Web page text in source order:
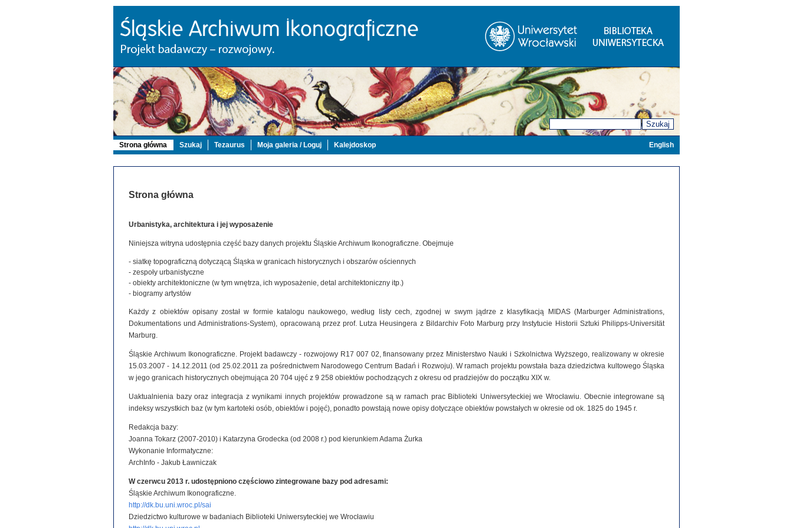
Szukaj
Strona główna Szukaj Tezaurus Moja galeria / Loguj Kalejdoskop English
Strona główna
Urbanistyka, architektura i jej wyposażenie
Niniejsza witryna udostępnia część bazy danych projektu Śląskie Archiwum Ikonograficzne. Obejmuje
- siatkę topograficzną dotyczącą Śląska w granicach historycznych i obszarów ościennych
- zespoły urbanistyczne
- obiekty architektoniczne (w tym wnętrza, ich wyposażenie, detal architektoniczny itp.)
- biogramy artystów
Każdy z obiektów opisany został w formie katalogu naukowego, według listy cech, zgodnej w swym jądrze z klasyfikacją MIDAS (Marburger Administrations,
Dokumentations und Administrations-System), opracowaną przez prof. Lutza Heusingera z Bildarchiv Foto Marburg przy Instytucie Historii Sztuki Philipps-Universität
Marburg.
Śląskie Archiwum Ikonograficzne. Projekt badawczy - rozwojowy R17 007 02, finansowany przez Ministerstwo Nauki i Szkolnictwa Wyższego, realizowany w okresie
15.03.2007 - 14.12.2011 (od 25.02.2011 za pośrednictwem Narodowego Centrum Badań i Rozwoju). W ramach projektu powstała baza dziedzictwa kultowego Śląska
w jego granicach historycznych obejmująca 20 704 ujęć z 9 258 obiektów pochodzących z okresu od pradziejów do początku XIX w.
Uaktualnienia bazy oraz integracja z wynikami innych projektów prowadzone są w ramach prac Biblioteki Uniwersyteckiej we Wrocławiu. Obecnie integrowane są
indeksy wszystkich baz (w tym kartoteki osób, obiektów i pojęć), ponadto powstają nowe opisy dotyczące obiektów powstałych w okresie od ok. 1825 do 1945 r.
Redakcja bazy:
Joanna Tokarz (2007-2010) i Katarzyna Grodecka (od 2008 r.) pod kierunkiem Adama Żurka
Wykonanie Informatyczne:
ArchInfo - Jakub Ławniczak
W czerwcu 2013 r. udostępniono częściowo zintegrowane bazy pod adresami:
Śląskie Archiwum Ikonograficzne.
http://dk.bu.uni.wroc.pl/sai
Dziedzictwo kulturowe w badaniach Biblioteki Uniwersyteckiej we Wrocławiu